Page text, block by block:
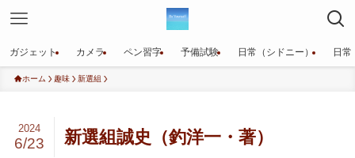
ガジェット カメラ ペン習字 予備試験 日常（シドニー） 日常
ホーム 趣味 新選組
新選組誠史（釣洋一・著）
2024
6/23